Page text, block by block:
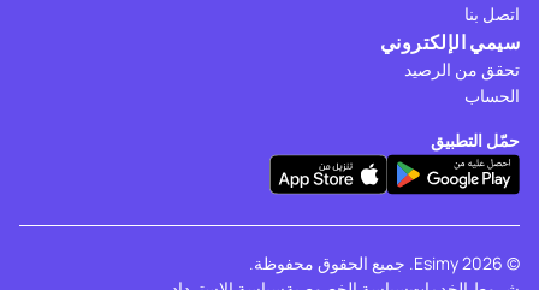
اتصل بنا
سيمي الإلكتروني
تحقق من الرصيد
الحساب
حمّل التطبيق
© 2026 Esimy. جميع الحقوق محفوظة.